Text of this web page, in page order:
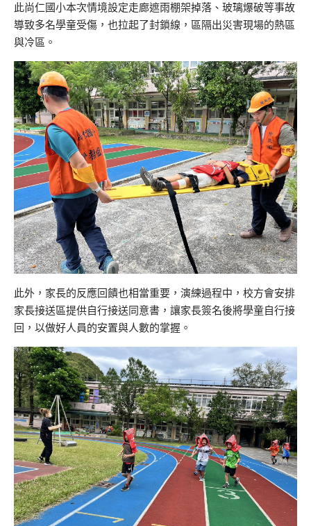
此尚仁國小本次情境設定走廊遮雨棚架掉落、玻璃爆破等事故
導致多名學童受傷，也拉起了封鎖線，區隔出災害現場的熱區
與冷區。
此外，家長的反應回饋也相當重要，演練過程中，校方會安排
家長接送區提供自行接送同意書，讓家長簽名後將學童自行接
回，以做好人員的安置與人數的掌握。